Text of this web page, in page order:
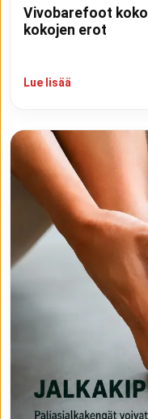
Vivobarefoot
kokojen erot
Lue lisää